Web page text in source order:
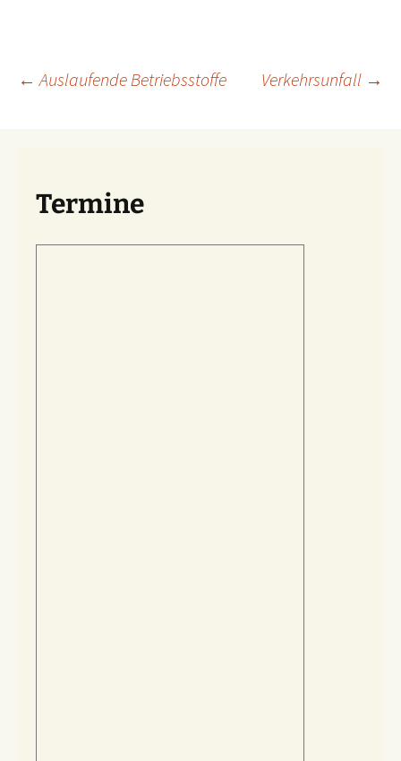
Beitragsnavigation
← Auslaufende Betriebsstoffe Verkehrsunfall →
Termine